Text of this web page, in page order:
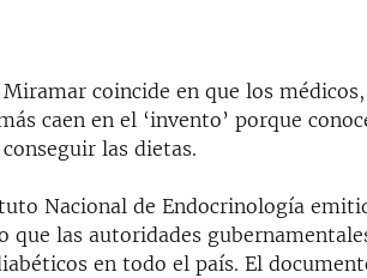
coincide en que los médicos,
caen en el ‘invento’ porque
las dietas.
Nacional de Endocrinología
las autoridades
en todo el país. El